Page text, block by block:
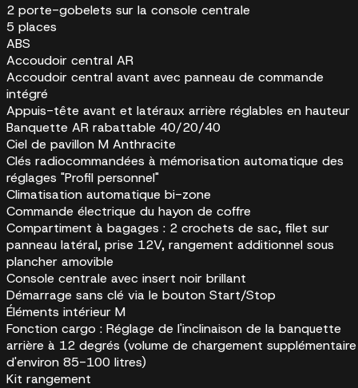
2 porte-gobelets sur la console centrale
5 places
ABS
Accoudoir central AR
Accoudoir central avant avec panneau de commande
intégré
Appuis-tête avant et latéraux arrière réglables en hauteur
Banquette AR rabattable 40/20/40
Ciel de pavillon M Anthracite
Clés radiocommandées à mémorisation automatique des
réglages "Profil personnel"
Climatisation automatique bi-zone
Commande électrique du hayon de coffre
Compartiment à bagages : 2 crochets de sac, filet sur
panneau latéral, prise 12V, rangement additionnel sous
plancher amovible
Console centrale avec insert noir brillant
Démarrage sans clé via le bouton Start/Stop
Éléments intérieur M
Fonction cargo : Réglage de l'inclinaison de la banquette
arrière à 12 degrés (volume de chargement supplémentaire
d'environ 85-100 litres)
Kit rangement